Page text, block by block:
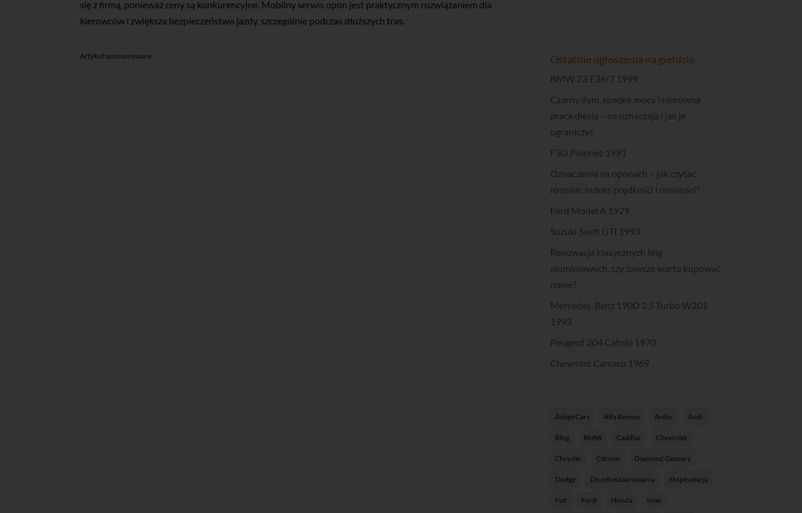
się z firmą, ponieważ ceny są konkurencyjne. Mobilny serwis opon jest praktycznym rozwiązaniem dla
kierowców i zwiększa bezpieczeństwo jazdy, szczególnie podczas dłuższych tras.
Artykuł sponsorowany Ostatnie ogłoszenia na giełdzie
BMW Z3 E36/7 1999
Czarny dym, spadek mocy i nierówna
praca diesla – co oznaczają i jak je
ograniczyć
FSO Polonez 1991
Oznaczenia na oponach – jak czytać
rozmiar, indeks prędkości i nośności?
Ford Model A 1929
Suzuki Swift GTI 1993
Renowacja klasycznych felg
aluminiowych, czy zawsze warto kupować
nowe?
Mercedes-Benz 190D 2.5 Turbo W201
1993
Peugeot 204 Cabrio 1970
Chevrolet Camaro 1969
Adept Cars Alfa Romeo Ardor Audi
Blog BMW Cadillac Chevrolet
Chrysler Citroen Diamond Geezers
Dodge Do odrestaurowania Eksploatacja
Fiat Ford Honda Inne